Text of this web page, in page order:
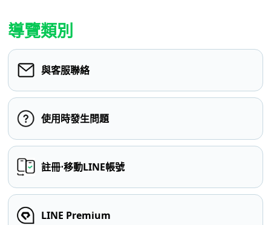
導覽類別
與客服聯絡
使用時發生問題
註冊⋅移動LINE帳號
LINE Premium